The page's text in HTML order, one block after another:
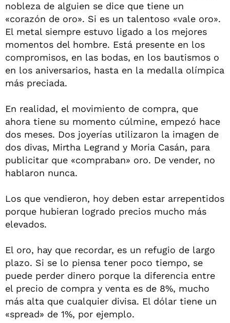
nobleza de alguien se dice que tiene un
«corazón de oro». Si es un talentoso «vale oro».
El metal siempre estuvo ligado a los mejores
momentos del hombre. Está presente en los
compromisos, en las bodas, en los bautismos o
en los aniversarios, hasta en la medalla olímpica
más preciada.
En realidad, el movimiento de compra, que
ahora tiene su momento cúlmine, empezó hace
dos meses. Dos joyerías utilizaron la imagen de
dos divas, Mirtha Legrand y Moria Casán, para
publicitar que «compraban» oro. De vender, no
hablaron nunca.
Los que vendieron, hoy deben estar arrepentidos
porque hubieran logrado precios mucho más
elevados.
El oro, hay que recordar, es un refugio de largo
plazo. Si se lo piensa tener poco tiempo, se
puede perder dinero porque la diferencia entre
el precio de compra y venta es de 8%, mucho
más alta que cualquier divisa. El dólar tiene un
«spread» de 1%, por ejemplo.